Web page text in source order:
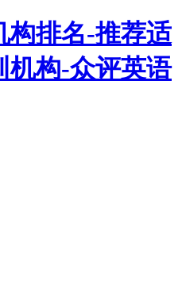
构排名-推荐适
机构-众评英语